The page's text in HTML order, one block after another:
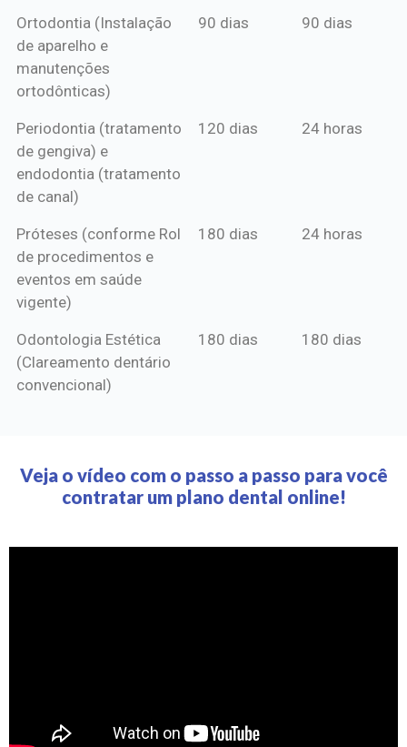
Ortodontia (Instalação
de aparelho e
manutenções
ortodônticas)
90 dias 90 dias
Periodontia (tratamento
de gengiva) e
endodontia (tratamento
de canal)
120 dias 24 horas
Próteses (conforme Rol
de procedimentos e
eventos em saúde
vigente)
180 dias 24 horas
Odontologia Estética
(Clareamento dentário
convencional)
180 dias 180 dias
Veja o vídeo com o passo a passo para você
contratar um plano dental online!